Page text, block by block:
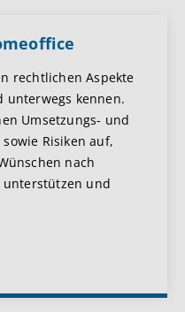
rechtlichen Aspekte
unterwegs kennen.
Umsetzungs- und
Risiken auf,
nach
und